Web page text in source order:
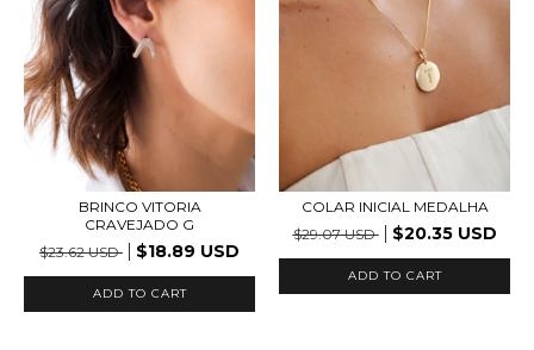
BRINCO VITORIA
CRAVEJADO G
$23.62 USD
$18.89 USD
ADD TO CART
COLAR INICIAL MEDALHA
$29.07 USD
$20.35 USD
ADD TO CART